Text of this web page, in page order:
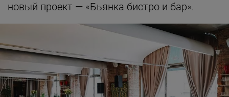
новый проект — «Бьянка бистро и бар».